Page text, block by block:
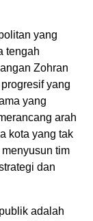
yang
tengah
Zohran
yang
yang
arah
kota yang tak
tim
dan
adalah